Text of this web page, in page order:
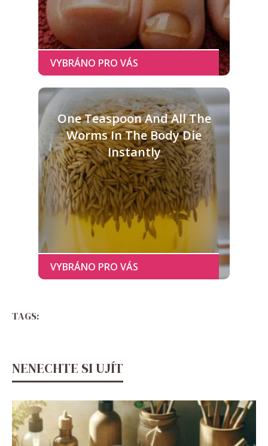
One Teaspoon And All The
Worms In The Body Die
Instantly
TAGS:
NENECHTE SI UJÍT